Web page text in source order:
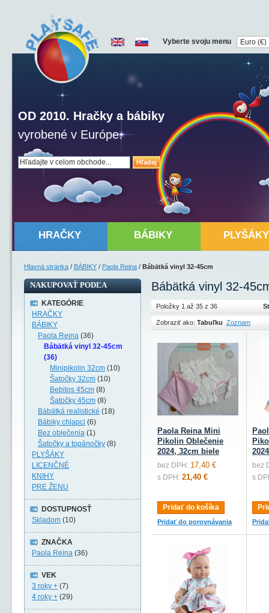
Hľadaj
OD 2010. Hračky a bábiky
vyrobené v Európe.
Vyberte svoju menu
HRAČKY BÁBIKY PLYŠÁKY
Hlavná stránka / BÁBIKY / Paola Reina / Bábätká vinyl 32-45cm
Bábätká vinyl 32-
Položky 1 až 35 z 36
Zobraziť ako: Tabuľku Zoznam
Paola Reina Mini
Pikolin Oblečenie
2024, 32cm biele
bez DPH: 17,40 €
s DPH: 21,40 €
Pridať do košíka
Pridať do porovnávania
bez
s
NAKUPOVAŤ PODĽA
KATEGÓRIE
HRAČKY
BÁBIKY
Paola Reina (36)
Bábätká vinyl 32-45cm
(36)
Minipikolin 32cm (10)
Šatočky 32cm (10)
Bebitos 45cm (8)
Šatočky 45cm (8)
Bábätká realistické (18)
Bábiky chlapci (6)
Bez oblečenia (1)
Šatočky a topánočky (8)
PLYŠÁKY
LICENČNÉ
KNIHY
PRE ŽENU
DOSTUPNOSŤ
Skladom (10)
ZNAČKA
Paola Reina (36)
VEK
3 roky + (7)
4 roky + (29)